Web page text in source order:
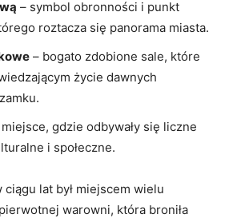
–​ symbol obronności ⁢i punkt
roztacza‍ się panorama miasta.
– bogato⁣ zdobione sale, które
życie dawnych
​gdzie odbywały się liczne‍
i społeczne.
ciągu lat był ⁤miejscem wielu
warowni, która broniła⁣